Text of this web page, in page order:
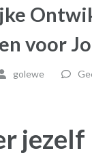
voor
golewe
jezelf